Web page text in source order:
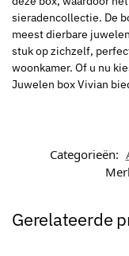
sieradencollectie. De
meest dierbare
stuk op zichzelf,
woonkamer. Of u nu
Juwelen box Vivian
Categorieën:
Gerelateerde